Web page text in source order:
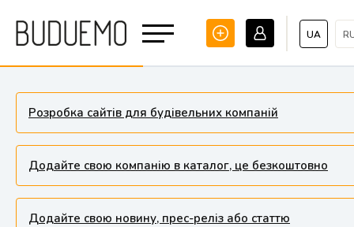
UA
Розробка сайтів для будівельних компаній
Додайте свою компанію в каталог, це безкоштовно
Додайте свою новину, прес-реліз або статтю